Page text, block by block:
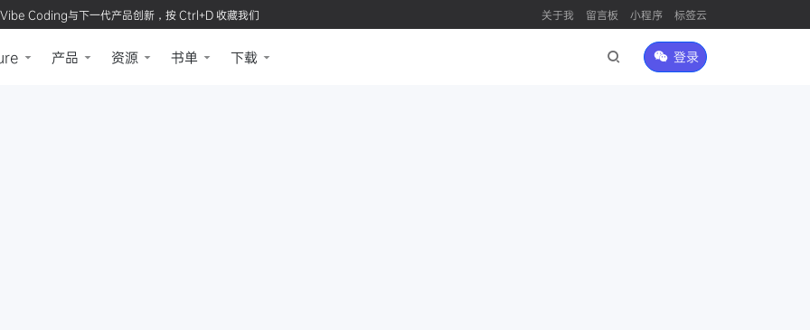
Coding与下一代产品创新，按 Ctrl+D 收藏我们 关于我 留言板 小程序 标签云
产品 资源 书单 下载 登录